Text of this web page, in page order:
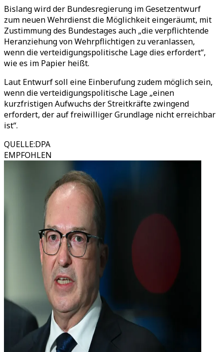
Bislang wird der Bundesregierung im Gesetzentwurf
zum neuen Wehrdienst die Möglichkeit eingeräumt, mit
Zustimmung des Bundestages auch „die verpflichtende
Heranziehung von Wehrpflichtigen zu veranlassen,
wenn die verteidigungspolitische Lage dies erfordert“,
wie es im Papier heißt.
Laut Entwurf soll eine Einberufung zudem möglich sein,
wenn die verteidigungspolitische Lage „einen
kurzfristigen Aufwuchs der Streitkräfte zwingend
erfordert, der auf freiwilliger Grundlage nicht erreichbar
ist“.
QUELLE:DPA
EMPFOHLEN